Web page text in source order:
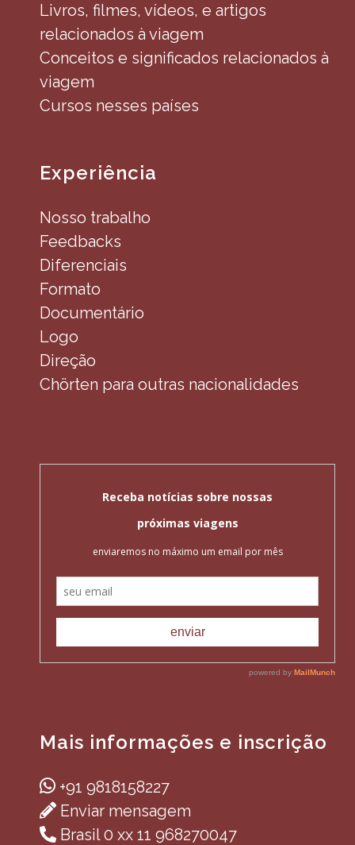
Livros, filmes, vídeos, e artigos
relacionados à viagem
Conceitos e significados relacionados à
viagem
Cursos nesses países
Experiência
Nosso trabalho
Feedbacks
Diferenciais
Formato
Documentário
Logo
Direção
Chörten para outras nacionalidades
Mais informações e inscrição
+91 9818158227
Enviar mensagem
Brasil 0 xx 11 968270047